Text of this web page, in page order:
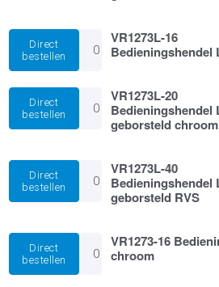
RVS
aantal
Direct
bestellen
VR1273L-
Bedieningshendel
chroom
aantal
VR1273L-16
Bedieningshendel
Direct
bestellen
VR1273L-
Bedieningshendel
chroom
aantal
VR1273L-20
Bedieningshendel
geborsteld chroom
Direct
bestellen
VR1273L-
Bedieningshendel
RVS
aantal
VR1273L-40
Bedieningshendel
geborsteld RVS
Direct
bestellen
VR1273-
Bedieningshendel
VR1273-16
chroom